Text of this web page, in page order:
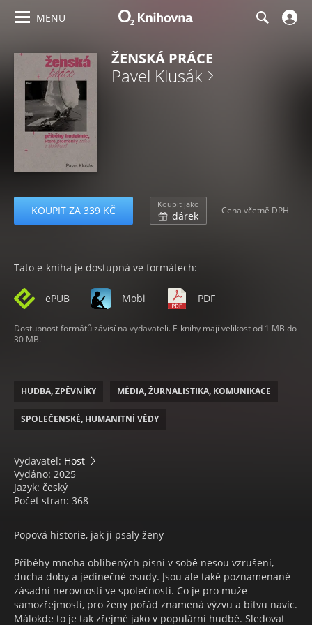
MENU
ŽENSKÁ PRÁCE
Pavel Klusák
KOUPIT ZA 339 KČ Koupit jako
dárek Cena včetně DPH
Tato e-kniha je dostupná ve formátech:
ePUB Mobi PDF
Dostupnost formátů závisí na vydavateli. E-knihy mají velikost od 1 MB do
30 MB.
HUDBA, ZPĚVNÍKY MÉDIA, ŽURNALISTIKA, KOMUNIKACE
SPOLEČENSKÉ, HUMANITNÍ VĚDY
Vydavatel: Host
Vydáno: 2025
Jazyk: český
Počet stran: 368
Popová historie, jak ji psaly ženy
Příběhy mnoha oblíbených písní v sobě nesou vzrušení,
ducha doby a jedinečné osudy. Jsou ale také poznamenané
zásadní nerovností ve společnosti. Co je pro muže
samozřejmostí, pro ženy pořád znamená výzvu a bitvu navíc.
Málokde to je tak zřejmé jako v populární hudbě. Sledovat